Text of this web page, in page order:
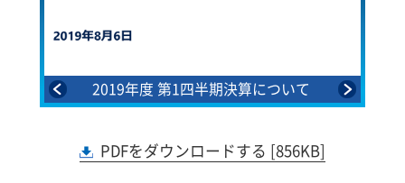
2019年度 第1四半期決算について
PDFをダウンロードする [856KB]